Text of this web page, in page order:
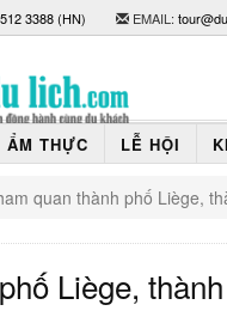
3388 (HN) EMAIL:
ẨM THỰC LỄ HỘI
quan thành phố Liège,
Liège,